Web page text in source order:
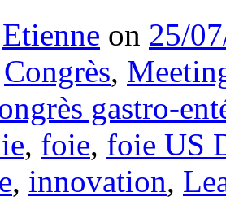
Etienne on 25/
Congrès,
gastro-
, foie, foie US
, innovation,